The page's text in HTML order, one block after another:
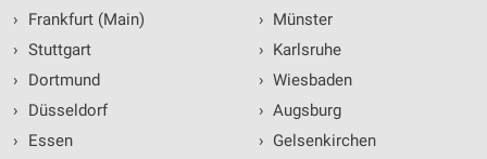
›
Frankfurt (Main)
› Stuttgart
›
Dortmund
›
Düsseldorf
›
Essen
› Münster
› Karlsruhe
› Wiesbaden
› Augsburg
› Gelsenkirchen